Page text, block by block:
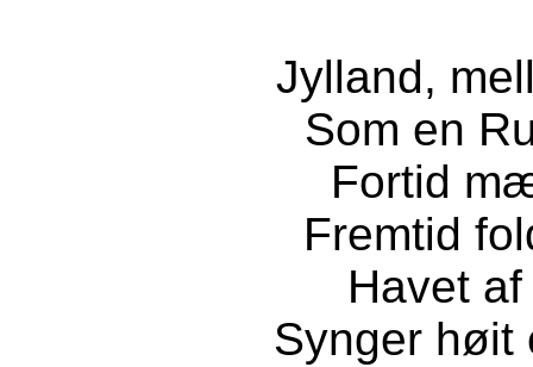
Jylland,
Som en
Fortid
Fremtid
Havet
Synger høit